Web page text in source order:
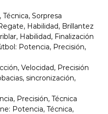
Sorpresa
Habilidad, Brillantez
Habilidad, Finalización
Potencia, Precisión,
Velocidad, Precisión
sincronización,
Precisión, Técnica
Potencia, Técnica,